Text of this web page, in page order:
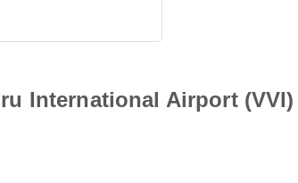
International Airport (VVI)